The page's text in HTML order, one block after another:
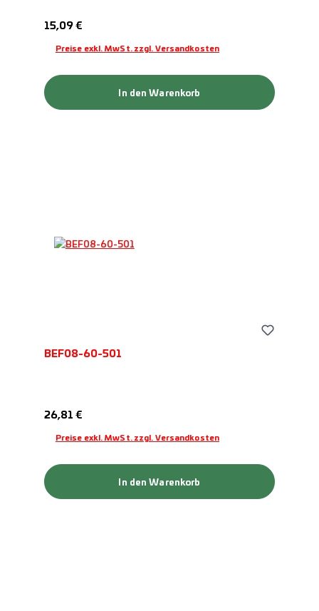
Regulärer Preis:
15,09 €
Preise exkl. MwSt. zzgl. Versandkosten
In den Warenkorb
BEF08-60-501
Regulärer Preis:
26,81 €
Preise exkl. MwSt. zzgl. Versandkosten
In den Warenkorb